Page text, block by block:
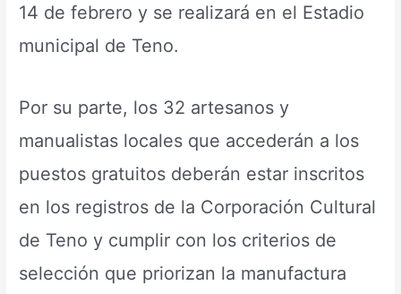
14 de febrero y se realizará en el Estadio
municipal de Teno.
Por su parte, los 32 artesanos y
manualistas locales que accederán a los
puestos gratuitos deberán estar inscritos
en los registros de la Corporación Cultural
de Teno y cumplir con los criterios de
selección que priorizan la manufactura